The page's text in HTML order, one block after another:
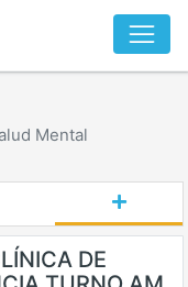
Mental
DE